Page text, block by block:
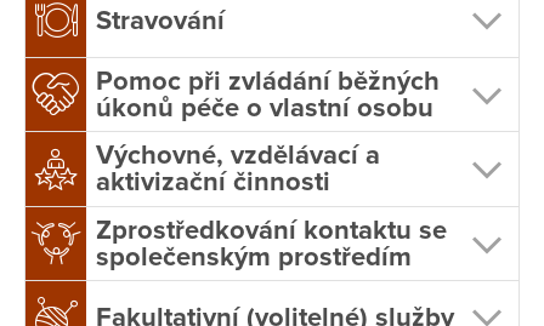
Stravování
Pomoc při zvládání běžných
úkonů péče o vlastní osobu
Pomoc při osobní hygieně nebo poskytnutí
podmínek pro osobní hygienu
poskytování přiměřené podpory s ohledem
na zdravotní stav, schopnosti a dovednosti
klienta
Výchovné, vzdělávací a
aktivizační činnosti
Zprostředkování kontaktu se
společenským prostředím
Fakultativní (volitelné) služby